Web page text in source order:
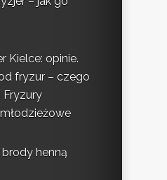
Kielce: opinie.
fryzur – czego
henną